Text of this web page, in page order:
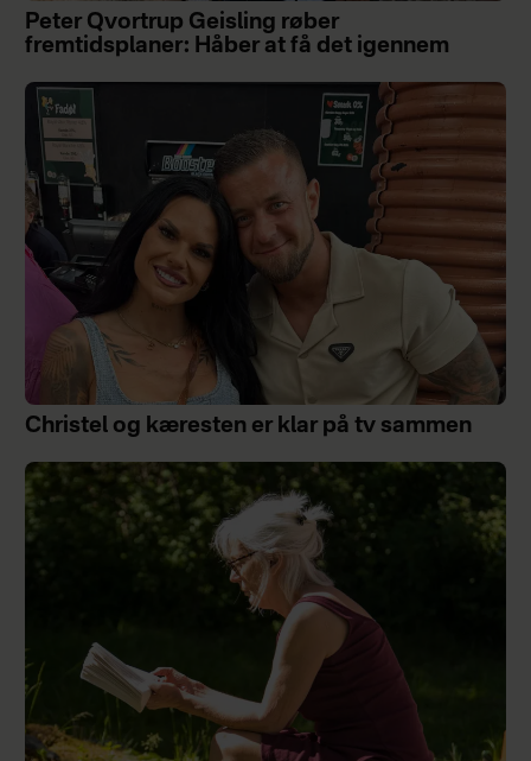
Peter Qvortrup Geisling røber
fremtidsplaner: Håber at få det igennem
Christel og kæresten er klar på tv sammen